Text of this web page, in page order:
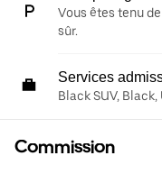
Vous êtes tenu
sûr.
Services
Black SUV,
Commission